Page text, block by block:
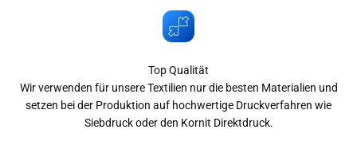
Top Qualität
Wir verwenden für unsere Textilien nur die besten Materialien und
setzen bei der Produktion auf hochwertige Druckverfahren wie
Siebdruck oder den Kornit Direktdruck.